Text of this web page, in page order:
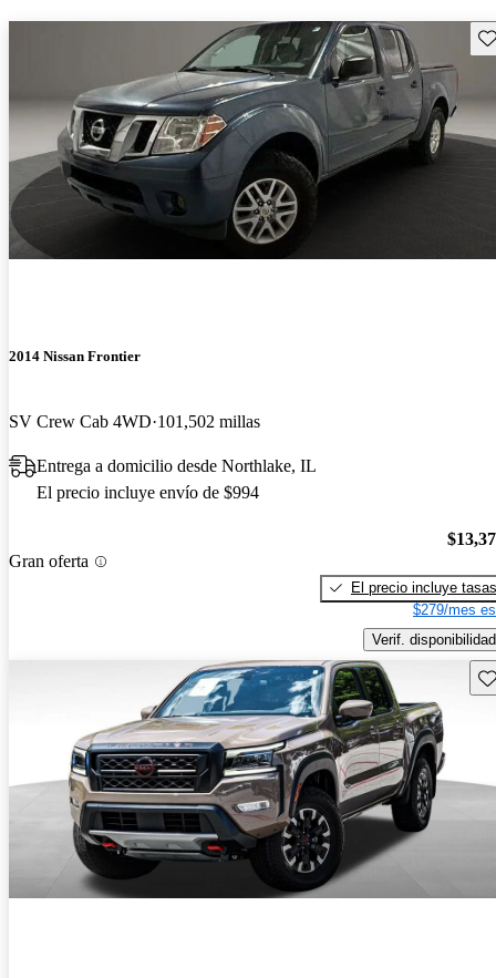
2014 Nissan Frontier
SV Crew Cab 4WD 101,502 millas
Entrega a domicilio desde Northlake, IL
El precio incluye envío de $994
Gran oferta
El precio incluye tasas
$279/mes
Verif. disponibilidad